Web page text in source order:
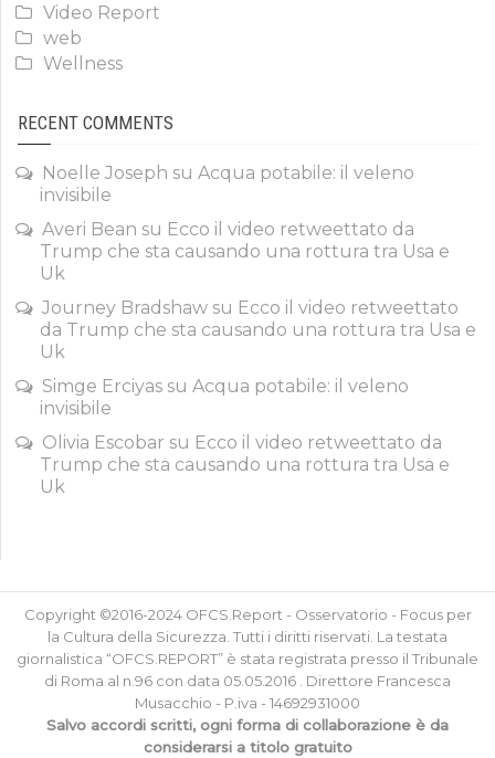
Video Report
web
Wellness
RECENT COMMENTS
Noelle Joseph su Acqua potabile: il veleno
invisibile
Averi Bean su Ecco il video retweettato da
Trump che sta causando una rottura tra Usa e
Uk
Journey Bradshaw su Ecco il video retweettato
da Trump che sta causando una rottura tra Usa e
Uk
Simge Erciyas su Acqua potabile: il veleno
invisibile
Olivia Escobar su Ecco il video retweettato da
Trump che sta causando una rottura tra Usa e
Uk
Copyright ©2016-2024 OFCS.Report - Osservatorio - Focus per
la Cultura della Sicurezza. Tutti i diritti riservati. La testata
giornalistica “OFCS.REPORT” è stata registrata presso il Tribunale
di Roma al n.96 con data 05.05.2016 . Direttore Francesca
Musacchio - P.iva - 14692931000
Salvo accordi scritti, ogni forma di collaborazione è da
considerarsi a titolo gratuito